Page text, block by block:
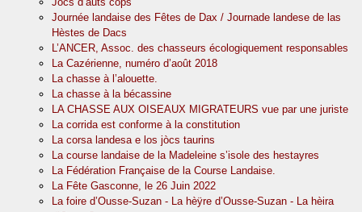
Journée landaise des Fêtes de Dax / Journade landese de las
Hèstes de Dacs
L’ANCER, Assoc. des chasseurs écologiquement responsables
La Cazérienne, numéro d’août 2018
La chasse à l’alouette.
La chasse à la bécassine
LA CHASSE AUX OISEAUX MIGRATEURS vue par une juriste
La corrida est conforme à la constitution
La corsa landesa e los jòcs taurins
La course landaise de la Madeleine s’isole des hestayres
La Fédération Française de la Course Landaise.
La Fête Gasconne, le 26 Juin 2022
La foire d’Ousse-Suzan - La hèÿre d’Ousse-Suzan - La hèira